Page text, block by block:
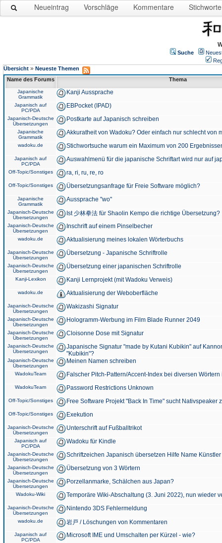
Neueintrag Vorschläge Kommentare Stichworte
Suche
Übersicht » Neueste Themen
Name des Forums
Thema
Japanische
Grammatik
Kanji Aussprache
Japanisch auf
PC/PDA
EBPocket (IPAD)
Japanisch-Deutsche
Übersetzungen
Postkarte auf Japanisch schreiben
Japanische
Grammatik
Akkuratheit von Wadoku? Oder einfach nur schlecht von
wadoku.de Stichwortsuche warum ein Maximum von 200
Japanisch auf
PC/PDA
Auswahlmenü für die japanische Schriftart wird nur auf
Off-Topic/Sonstiges ra, ri, ru, re, ro
Off-Topic/Sonstiges Übersetzungsanfrage für Freie Software möglich?
Japanische
Grammatik
Aussprache "wo"
Japanisch-Deutsche
Übersetzungen
Ist 少林拳法 für Shaolin Kempo die richtige Übersetzung?
Japanisch-Deutsche
Übersetzungen
Inschrift auf einem Pinselbecher
wadoku.de Aktualisierung meines lokalen Wörterbuchs
Japanisch-Deutsche
Übersetzungen
Übersetzung - Japanische Schriftrolle
Japanisch-Deutsche
Übersetzungen
Übersetzung einer japanischen Schriftrolle
Kanji-Lexikon Kanji Lernprojekt (mit Wadoku Verweis)
wadoku.de Aktualisierung der Weboberfläche
Japanisch-Deutsche
Übersetzungen
Wakizashi Signatur
Japanisch-Deutsche
Übersetzungen
Hologramm-Werbung im Film Blade Runner 2049
Japanisch-Deutsche
Übersetzungen
Cloisonne Dose mit Signatur
Japanisch-Deutsche
Übersetzungen
Japanische Signatur "made by Kutani Kubikin" auf
"Kubikin"?
Japanisch-Deutsche
Übersetzungen
Meinen Namen schreiben
WadokuTeam Falscher Pitch-Pattern/Accent-Index bei diversen
WadokuTeam Password Restrictions Unknown
Off-Topic/Sonstiges Free Software Projekt "Back In Time" sucht Nativspeaker
Off-Topic/Sonstiges Exekution
Japanisch-Deutsche
Übersetzungen
Unterschrift auf Fußballtrikot
Japanisch auf
PC/PDA
Wadoku für Kindle
Japanisch-Deutsche
Übersetzungen
Schriftzeichen Japanisch übersetzen Hilfe Name
Japanisch-Deutsche
Übersetzungen
Übersetzung von 3 Wörtern
Japanisch-Deutsche
Übersetzungen
Porzellanmarke, Schälchen aus Japan?
Wadoku-Wiki Temporäre Wiki-Abschaltung (3. Juni 2022), nun wieder
Japanisch-Deutsche
Übersetzungen
Nintendo 3DS Fehlermeldung
wadoku.de 岩戸 / Löschungen von Kommentaren
Japanisch auf
PC/PDA
Microsoft IME und Umschalten per Kürzel - wie?